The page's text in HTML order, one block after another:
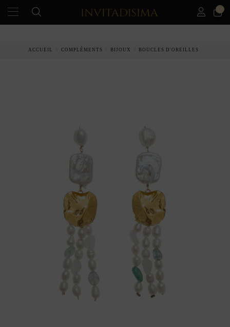
ACCUEIL COMPLÉMENTS BIJOUX BOUCLES D'OREILLES